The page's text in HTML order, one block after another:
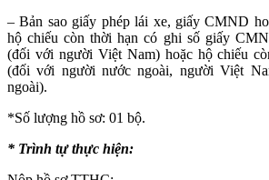
– Bản sao giấy phép lái xe, giấy CMND
hộ chiếu còn thời hạn có ghi số giấy
(đối với người Việt Nam) hoặc hộ chiếu
(đối với người nước ngoài, người Việt
ngoài).
*Số lượng hồ sơ: 01 bộ.
* Trình tự thực hiện: